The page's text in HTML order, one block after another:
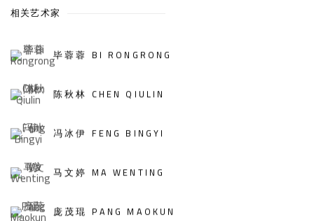
相关艺术家
毕蓉蓉 BI RONGRONG
陈秋林 CHEN QIULIN
冯冰伊 FENG BINGYI
马文婷 MA WENTING
庞茂琨 PANG MAOKUN